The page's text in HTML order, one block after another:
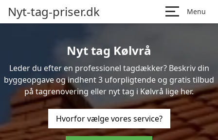
Nyt-tag-priser.dk Menu
Nyt tag Kølvrå
Leder du efter en professionel tagdækker? Beskriv din
byggeopgave og indhent 3 uforpligtende og gratis tilbud
på tagrenovering eller nyt tag i Kølvrå lige her.
Hvorfor vælge vores service?